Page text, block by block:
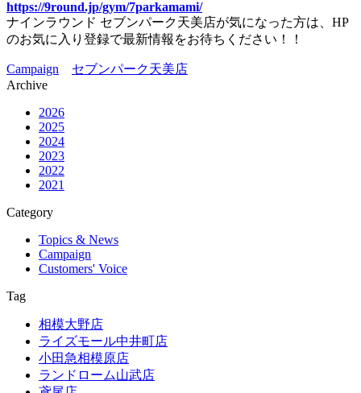
https://9round.jp/gym/7parkamami/
ナインラウンド セブンパーク天美店が気になった方は、HP
のお気に入り登録で最新情報をお待ちください！！
Campaign
セブンパーク天美店
Archive
2026
2025
2024
2023
2022
2021
Category
Topics & News
Campaign
Customers' Voice
Tag
相模大野店
ライズモール中井町店
小田急相模原店
ランドローム山武店